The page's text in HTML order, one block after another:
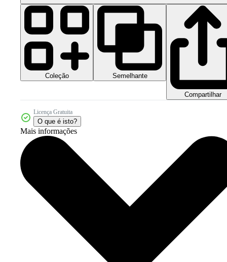
Coleção Semelhante
Compartilhar
Licença Gratuita
O que é isto?
Mais informações